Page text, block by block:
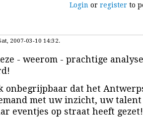
Login orregister to
2007-03-10 14:32.
- weerom - prachtige
onbegrijpbaar dat het
met uw inzicht, uw
eventjes op straat heeft